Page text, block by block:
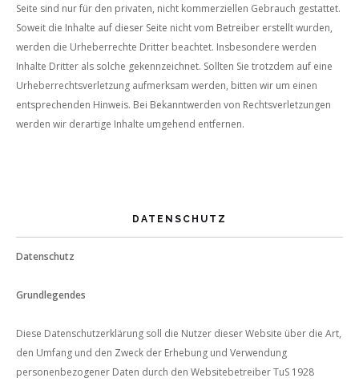
Seite sind nur für den privaten, nicht kommerziellen Gebrauch gestattet.
Soweit die Inhalte auf dieser Seite nicht vom Betreiber erstellt wurden,
werden die Urheberrechte Dritter beachtet. Insbesondere werden
Inhalte Dritter als solche gekennzeichnet. Sollten Sie trotzdem auf eine
Urheberrechtsverletzung aufmerksam werden, bitten wir um einen
entsprechenden Hinweis. Bei Bekanntwerden von Rechtsverletzungen
werden wir derartige Inhalte umgehend entfernen.
DATENSCHUTZ
Datenschutz
Grundlegendes
Diese Datenschutzerklärung soll die Nutzer dieser Website über die Art,
den Umfang und den Zweck der Erhebung und Verwendung
personenbezogener Daten durch den Websitebetreiber TuS 1928